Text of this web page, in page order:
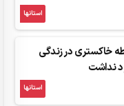
استانها
خاکستری در زندگی
نداشت
استانها